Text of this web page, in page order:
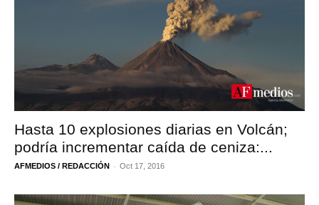
Hasta 10 explosiones diarias en Volcán;
podría incrementar caída de ceniza:...
AFMEDIOS / REDACCIÓN - Oct 17, 2016